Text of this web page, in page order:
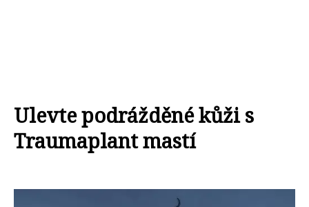
Ulevte podrážděné kůži s
Traumaplant mastí